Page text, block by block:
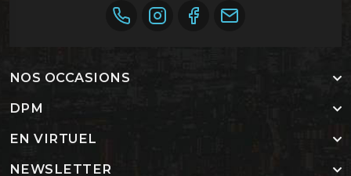
NOS OCCASIONS
DPM
EN VIRTUEL
NEWSLETTER